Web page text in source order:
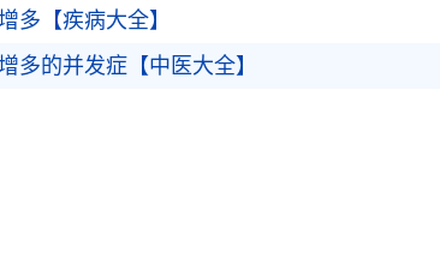
多【疾病大全】
多的并发症【中医大全】